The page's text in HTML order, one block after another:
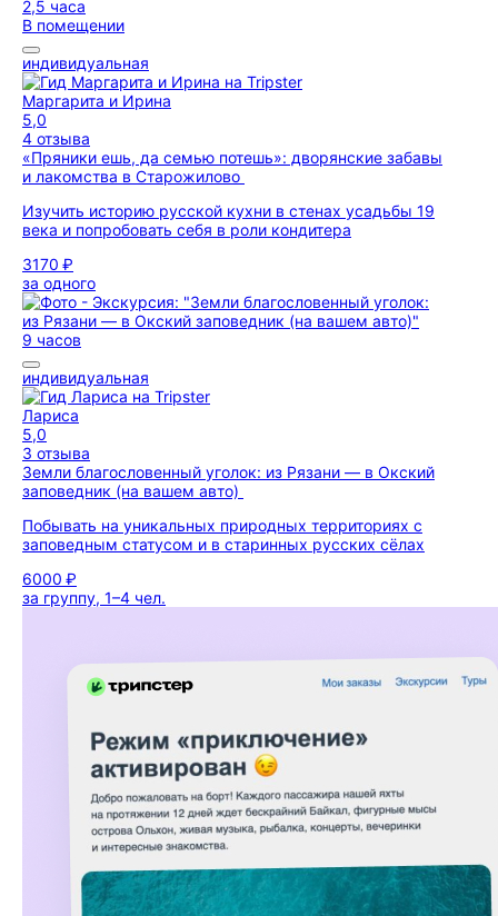
2,5 часа
В помещении
индивидуальная
Маргарита и Ирина
5,0
4 отзыва
«Пряники ешь, да семью потешь»: дворянские забавы
и лакомства в Старожилово
Изучить историю русской кухни в стенах усадьбы 19
века и попробовать себя в роли кондитера
3170 ₽
за одного
9 часов
индивидуальная
Лариса
5,0
3 отзыва
Земли благословенный уголок: из Рязани — в Окский
заповедник (на вашем авто)
Побывать на уникальных природных территориях с
заповедным статусом и в старинных русских сёлах
6000 ₽
за группу, 1–4 чел.